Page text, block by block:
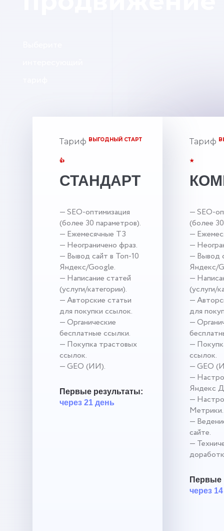
Тариф ВЫГОДНЫЙ СТАРТ
👍
СТАНДАРТ
— SEO-оптимизация
(более 30 параметров).
— Ежемесячные ТЗ
— Неограничено фраз.
— Вывод сайт в Топ-10
Яндекс/Google.
— Написание статей
(услуги/категории).
— Авторские статьи
для покупки ссылок.
— Органические
бесплатные ссылки.
— Покупка трастовых
ссылок.
— GEO (ИИ).
Первые результаты:
через 21 день
Тариф
★
— SEO-
(более
—
—
— Вывод
Яндекс/
—
(услуги/
—
для
—
—
ссылок.
— GEO
—
Яндекс
—
Метрики.
—
сайте.
—
Первые
через